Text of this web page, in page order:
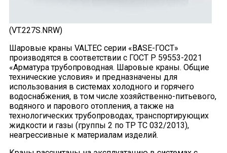
(VT.227S.NRW)
Шаровые краны VALTEC серии «BASE-ГОСТ»
производятся в соответствии с ГОСТ Р 59553-2021
«Арматура трубопроводная. Шаровые краны. Общие
технические условия» и предназначены для
использования в системах холодного и горячего
водоснабжения, в том числе хозяйственно-питьевого,
водяного и парового отопления, а также на
технологических трубопроводах, транспортирующих
жидкости и газы (группы 2 по ТР ТС 032/2013),
неагрессивные к материалам изделий.